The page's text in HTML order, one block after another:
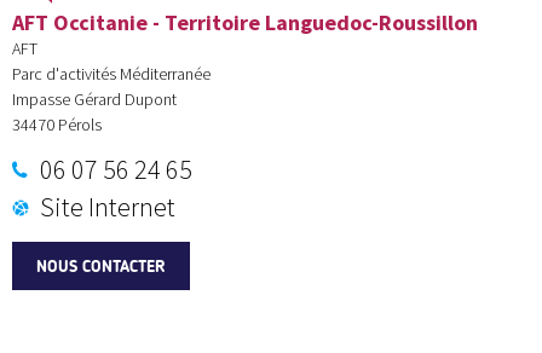
AFT Occitanie - Territoire Languedoc-Roussillon
AFT
Parc d'activités Méditerranée
Impasse Gérard Dupont
34470 Pérols
06 07 56 24 65
Site Internet
NOUS CONTACTER